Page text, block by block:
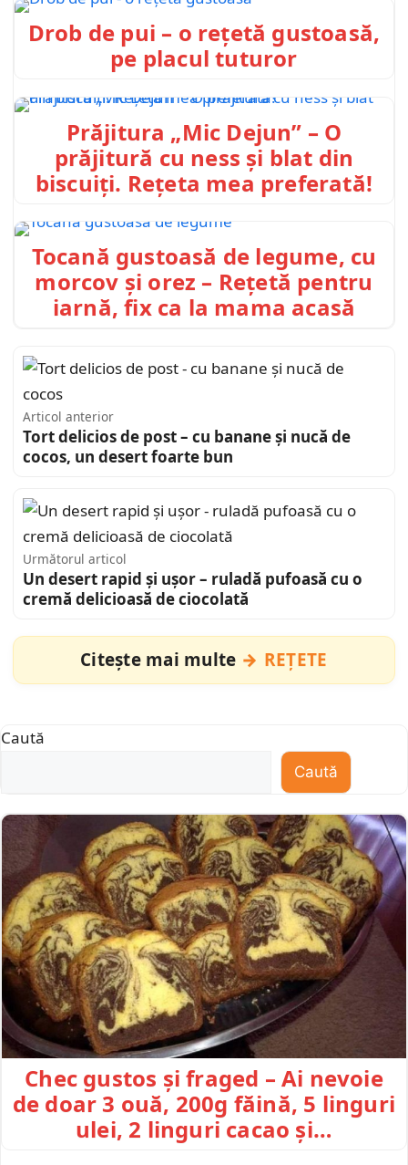
Drob de pui – o rețetă gustoasă,
pe placul tuturor
Prăjitura „Mic Dejun” – O
prăjitură cu ness și blat din
biscuiți. Rețeta mea preferată!
Tocană gustoasă de legume, cu
morcov și orez – Rețetă pentru
iarnă, fix ca la mama acasă
Articol anterior
Tort delicios de post – cu banane și nucă de
cocos, un desert foarte bun
Următorul articol
Un desert rapid și ușor – ruladă pufoasă cu o
cremă delicioasă de ciocolată
Citește mai multe REȚETE
Caută
Caută
Chec gustos și fraged – Ai nevoie
de doar 3 ouă, 200g făină, 5 linguri
ulei, 2 linguri cacao și…